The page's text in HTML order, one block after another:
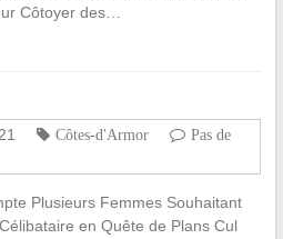
Côtoyer des…
Côtes-d'Armor
Pas de
Plusieurs Femmes Souhaitant
en Quête de Plans Cul